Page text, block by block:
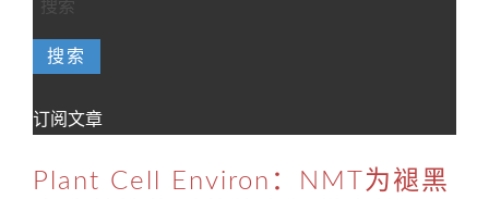
搜索
订阅文章
Plant Cell Environ：NMT为褪黑